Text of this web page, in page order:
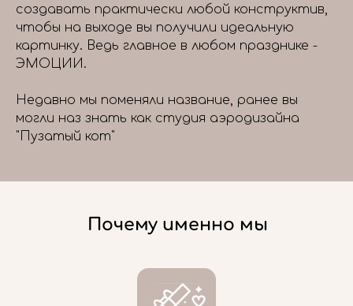
создавать практически любой конструктив,
чтобы на выходе вы получили идеальную
картинку. Ведь главное в любом празднике -
ЭМОЦИИ.
Недавно мы поменяли название, ранее вы
могли наз знать как студия аэродизайна
"Пузатый кот"
Почему именно мы